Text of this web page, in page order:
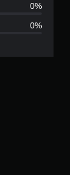
5
星
0%
0%